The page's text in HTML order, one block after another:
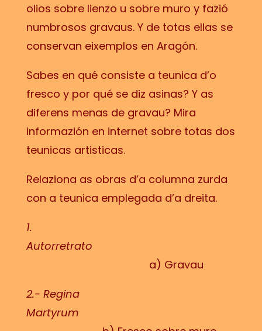
olios sobre lienzo u sobre muro y fazió
numbrosos gravaus. Y de totas ellas se
conservan eixemplos en Aragón.
Sabes en qué consiste a teunica d’o
fresco y por qué se diz asinas? Y as
diferens menas de gravau? Mira
informazión en internet sobre totas dos
teunicas artisticas.
Relaziona as obras d’a columna zurda
con a teunica emplegada d’a dreita.
1.
Autorretrato
a) Gravau
2.- Regina
Martyrum